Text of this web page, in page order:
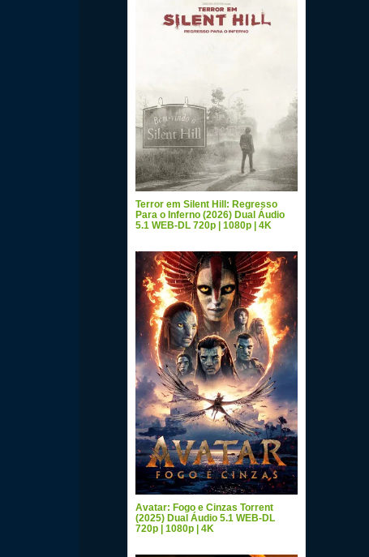
Terror em Silent Hill: Regresso
Para o Inferno (2026) Dual Áudio
5.1 WEB-DL 720p | 1080p | 4K
Avatar: Fogo e Cinzas Torrent
(2025) Dual Áudio 5.1 WEB-DL
720p | 1080p | 4K